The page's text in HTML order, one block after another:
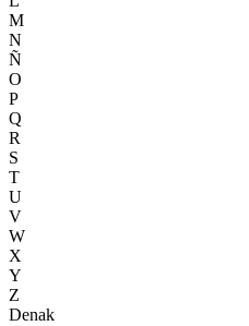
M
N
Ñ
O
P
Q
R
S
T
U
V
W
X
Y
Z
Denak